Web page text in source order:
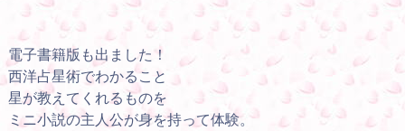
電子書籍版も出ました！
西洋占星術でわかること
星が教えてくれるものを
ミニ小説の主人公が身を持って体験。